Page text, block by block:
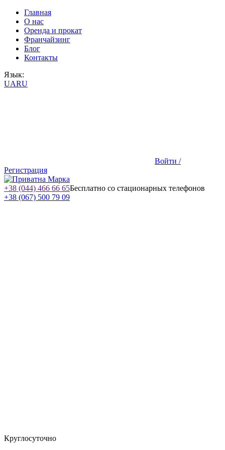
Главная
О нас
Оренда и прокат
Франчайзинг
Блог
Контакты
Язык:
UARU
Войти /
Регистрация
+38 (044) 466 66 65Бесплатно со стационарных телефонов
+38 (067) 500 79 09
Круглосуточно